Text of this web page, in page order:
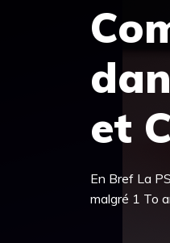
et
En Bref La
malgré 1 To